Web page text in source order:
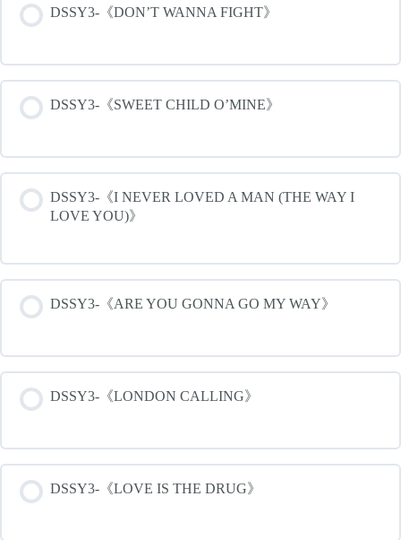
DSSY3-《DON’T WANNA FIGHT》
DSSY3-《SWEET CHILD O’MINE》
DSSY3-《I NEVER LOVED A MAN (THE WAY I
LOVE YOU)》
DSSY3-《ARE YOU GONNA GO MY WAY》
DSSY3-《LONDON CALLING》
DSSY3-《LOVE IS THE DRUG》